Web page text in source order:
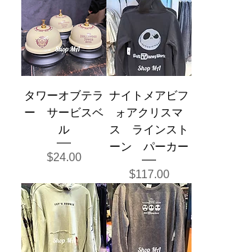
タワーオブテラ
ー サービスベ
ル
価格
$24.00
ナイトメアビフ
ォアクリスマ
ス ラインスト
ーン パーカー
価格
$117.00